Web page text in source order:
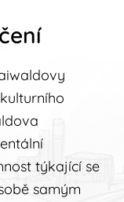
týkající se
samým